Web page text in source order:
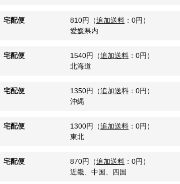
宅配便 810円 （追加送料 ： 0円）
愛媛県内
宅配便 1540円 （追加送料 ： 0円）
北海道
宅配便 1350円 （追加送料 ： 0円）
沖縄
宅配便 1300円 （追加送料 ： 0円）
東北
宅配便 870円 （追加送料 ： 0円）
近畿、中国、四国